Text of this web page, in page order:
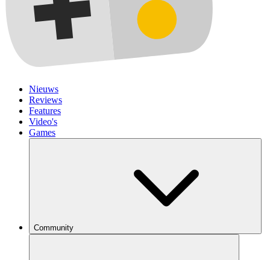
Nieuws
Reviews
Features
Video's
Games
Community